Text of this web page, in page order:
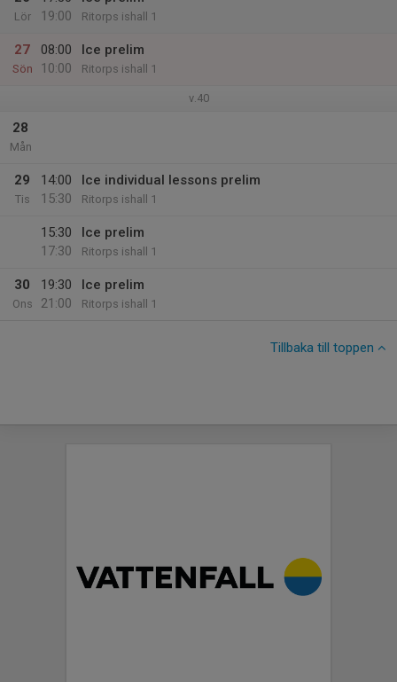
Lör
19:00
Ritorps ishall 1
27
Sön
08:00
10:00
Ice prelim
Ritorps ishall 1
v.40
28
Mån
29
Tis
14:00
15:30
Ice individual lessons prelim
Ritorps ishall 1
15:30
17:30
Ice prelim
Ritorps ishall 1
30
Ons
19:30
21:00
Ice prelim
Ritorps ishall 1
Tillbaka till toppen